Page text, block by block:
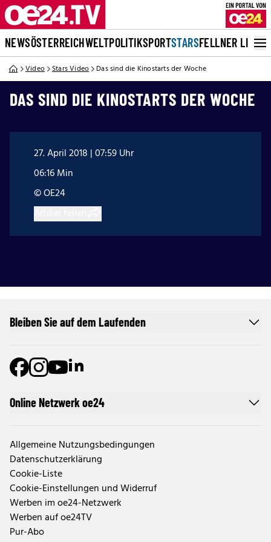
NEWSÖSTERREICHWELTPOLITIKSPORTSTARSFELLNER LIVE
Video Stars Video Das sind die Kinostarts der Woche
DAS SIND DIE KINOSTARTS DER WOCHE
27. April 2018 | 07:59 Uhr
06:16 Min
© OE24
Online Netzwerk oe24
Allgemeine Nutzungsbedingungen
Datenschutzerklärung
Cookie-Liste
Cookie-Einstellungen und Widerruf
Werben im oe24-Netzwerk
Werben auf oe24TV
Pur-Abo
Bleiben Sie auf dem Laufenden